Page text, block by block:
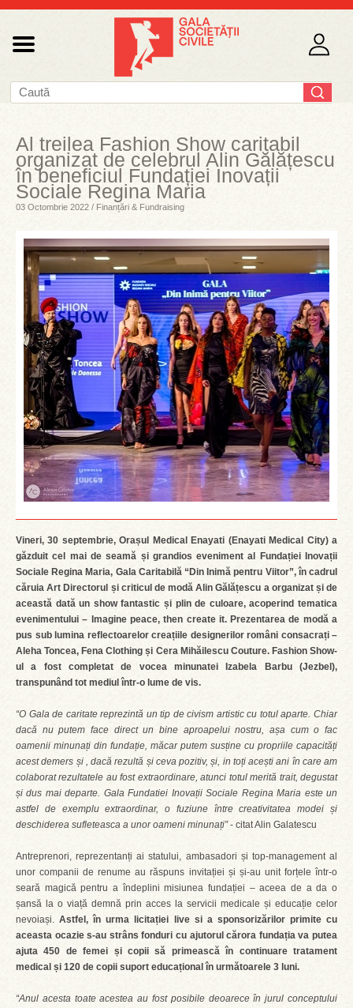
Al treilea Fashion Show caritabil
organizat de celebrul Alin Gălățescu
în beneficiul Fundației Inovații
Sociale Regina Maria
03 Octombrie 2022 / Finanțări & Fundraising
Vineri, 30 septembrie, Orașul Medical Enayati (Enayati Medical City) a
găzduit cel mai de seamă și grandios eveniment al Fundației Inovații
Sociale Regina Maria, Gala Caritabilă “Din Inimă pentru Viitor”, în cadrul
căruia Art Directorul și criticul de modă Alin Gălățescu a organizat și de
această dată un show fantastic și plin de culoare, acoperind tematica
evenimentului – Imagine peace, then create it. Prezentarea de modă a
pus sub lumina reflectoarelor creațiile designerilor români consacrați –
Aleha Toncea, Fena Clothing și Cera Mihăilescu Couture. Fashion Show-
ul a fost completat de vocea minunatei Izabela Barbu (Jezbel),
transpunând tot mediul într-o lume de vis.
“O Gala de caritate reprezintă un tip de civism artistic cu totul aparte. Chiar
dacă nu putem face direct un bine aproapelui nostru, așa cum o fac
oamenii minunați din fundație, măcar putem susține cu propriile capacități
acest demers și , dacă rezultă și ceva pozitiv, și, in toți acești ani în care am
colaborat rezultatele au fost extraordinare, atunci totul merită trait, degustat
și dus mai departe. Gala Fundatiei Inovații Sociale Regina Maria este un
astfel de exemplu extraordinar, o fuziune între creativitatea modei și
deschiderea sufleteasca a unor oameni minunați”- citat Alin Galatescu
Antreprenori, reprezentanți ai statului, ambasadori și top-management al
unor companii de renume au răspuns invitației și și-au unit forțele într-o
seară magică pentru a îndeplini misiunea fundației – aceea de a da o
șansă la o viață demnă prin acces la servicii medicale și educație celor
nevoiași.Astfel, în urma licitației live si a sponsorizărilor primite cu
aceasta ocazie s-au strâns fonduri cu ajutorul cărora fundația va putea
ajuta 450 de femei și copii să primească în continuare tratament
medical și 120 de copii suport educațional în următoarele 3 luni.
“Anul acesta toate acestea au fost posibile deoarece în jurul conceptului